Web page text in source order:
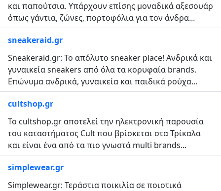
και παπούτσια. Υπάρχουν επίσης μοναδικά αξεσουάρ
όπως γάντια, ζώνες, πορτοφόλια για τον άνδρα...
sneakeraid.gr
Sneakeraid.gr: Το απόλυτο sneaker place! Ανδρικά και
γυναικεία sneakers από όλα τα κορυφαία brands.
Επώνυμα ανδρικά, γυναικεία και παιδικά ρούχα...
cultshop.gr
Το cultshop.gr αποτελεί την ηλεκτρονική παρουσία
του καταστήματος Cult που βρίσκεται στα Τρίκαλα
και είναι ένα από τα πιο γνωστά multi brands...
simplewear.gr
Simplewear.gr: Τεράστια ποικιλία σε ποιοτικά